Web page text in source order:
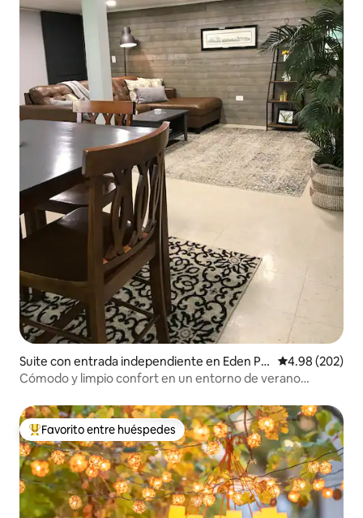
Suite con entrada independiente en Eden Pr
airie
Calificación
4.98 (202)
Cómodo y limpio confort en un entorno de verano
De los mejores en Favorito entre huéspedes
Favorito entre huéspedes